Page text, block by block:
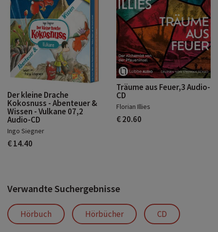
Der kleine Drache
Kokosnuss - Abenteuer &
Wissen - Vulkane 07,2
Audio-CD
Ingo Siegner
€ 14.40
Träume aus Feuer,3 Audio-
CD
Florian Illies
€ 20.60
Verwandte Suchergebnisse
Hörbuch Hörbücher CD